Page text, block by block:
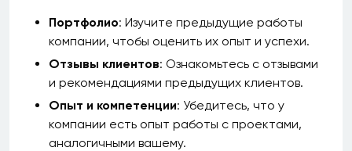
Портфолио: Изучите предыдущие работы
компании, чтобы оценить их опыт и успехи.
Отзывы клиентов: Ознакомьтесь с отзывами
и рекомендациями предыдущих клиентов.
Опыт и компетенции: Убедитесь, что у
компании есть опыт работы с проектами,
аналогичными вашему.